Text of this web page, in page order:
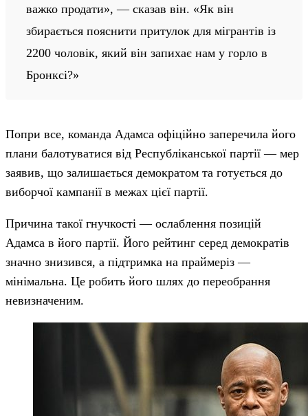
важко продати», — сказав він. «Як він
збирається пояснити притулок для мігрантів із
2200 чоловік, який він запихає нам у горло в
Бронксі?»
Попри все, команда Адамса офіційно заперечила його
плани балотуватися від Республіканської партії — мер
заявив, що залишається демократом та готується до
виборчої кампанії в межах цієї партії.
Причина такої гнучкості — ослаблення позицій
Адамса в його партії. Його рейтинг серед демократів
значно знизився, а підтримка на праймеріз —
мінімальна. Це робить його шлях до переобрання
невизначеним.